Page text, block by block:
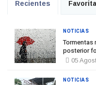
Recientes
Tormentas
posterior
05
NOTICIAS
NOTICIAS